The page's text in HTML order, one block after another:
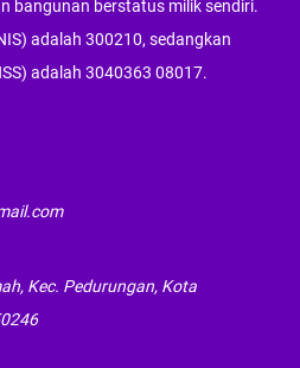
bangunan berstatus milik sendiri.
adalah 300210, sedangkan
adalah 3040363 08017.
Kec. Pedurungan, Kota